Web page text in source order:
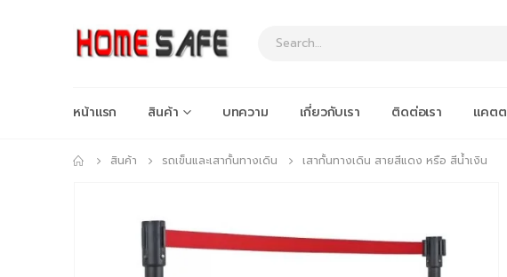
หน้าแรก สินค้า บทความ เกี่ยวกับเรา ติดต่อเรา แคต
สินค้า รถเข็นและเสากั้นทางเดิน เสากั้นทางเดิน สายสีแดง หรือ สีน้ำเงิน